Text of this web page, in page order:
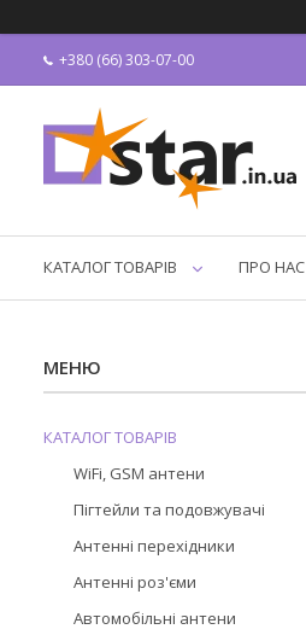
+380 (66) 303-07-00
КАТАЛОГ ТОВАРІВ ПРО НАС
КАТАЛОГ ТОВАРІВ
WiFi, GSM антени
Пігтейли та подовжувачі
Антенні перехідники
Антенні роз'єми
Автомобільні антени